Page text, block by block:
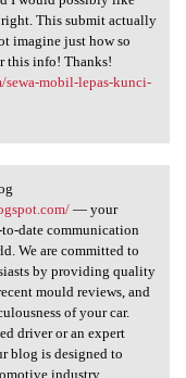
I
This submit actually
imagine just how so
this info! Thanks!
sewa-mobil-lepas-kunci-
— your
date communication
We are committed to
by providing quality
mould reviews, and
of your car.
driver or an expert
blog is designed to
industry.